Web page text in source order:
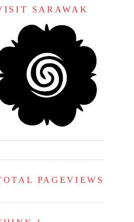
SARAWAK
PAGEVIEWS